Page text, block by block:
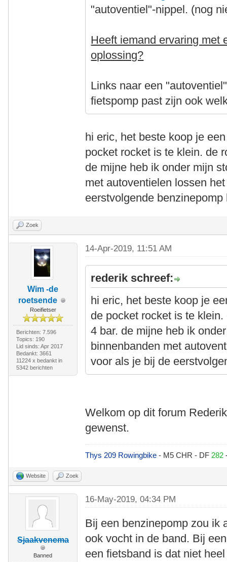
"autoventiel"-nippel. (nog
Heeft iemand ervaring met
oplossing?
Links naar een
fietspomp past zijn ook
hi eric, het beste koop je
pocket rocket is te klein. de
de mijne heb ik onder mijn
met autoventielen lossen
eerstvolgende
Zoek
Wim -de
roetsende
Roeifietser
Berichten: 7.596
Topics: 190
Lid sinds: Apr 2017
Bedankt: 3661
11224 x bedankt in
5342 berichten
14-Apr-2019, 11:51 AM
rederik schreef:
hi eric, het beste koop je
de pocket rocket is te
4 bar. de mijne heb ik
binnenbanden met
voor als je bij de
Welkom op dit forum
gewenst.
Thys 209 Rowingbike- M5 CHR - DF 282
Website Zoek
Sjaakvenema
Banned
16-May-2019, 04:34 PM
Bij een benzinepomp zou ik
ook vocht in de band. Bij
een fietsband is dat niet